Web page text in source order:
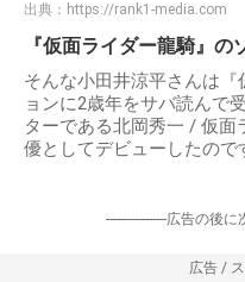
出典： https://rank1-media.com
『仮面ライダー龍騎』の
そんな小田井涼平さんは
ョンに2歳年をサバ読んで
ターである北岡秀一 / 仮
優としてデビューしたので
-----------------広告の後
広告 /